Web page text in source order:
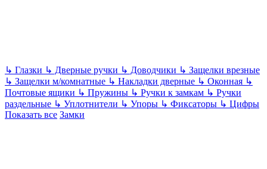
↳ Глазки ↳ Дверные ручки ↳ Доводчики ↳ Защелки врезные
↳ Защелки м/комнатные ↳ Накладки дверные ↳ Оконная ↳
Почтовые ящики ↳ Пружины ↳ Ручки к замкам ↳ Ручки
раздельные ↳ Уплотнители ↳ Упоры ↳ Фиксаторы ↳ Цифры
Показать все Замки